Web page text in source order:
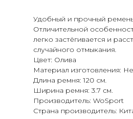
Удобный и прочный
Отличительной
легко застёгивается и
случайного отмыкания.
Цвет: Олива
Материал изготовления:
Длина ремня: 120 см.
Ширина ремня: 3.7 см.
Производитель: WoSport
Страна производитель: